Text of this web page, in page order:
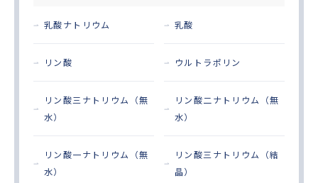
乳酸ナトリウム 乳酸
リン酸 ウルトラポリン
リン酸三ナトリウム（無
水）
リン酸二ナトリウム（無
水）
リン酸一ナトリウム（無
水）
リン酸三ナトリウム（結
晶）